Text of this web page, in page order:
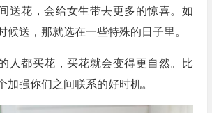
送花，会给女生带去更多的惊喜。如
候送，那就选在一些特殊的日子里。
人都买花，买花就会变得更自然。比
加强你们之间联系的好时机。